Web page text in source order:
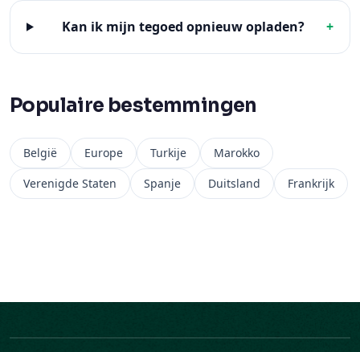
Kan ik mijn tegoed opnieuw opladen? +
Populaire bestemmingen
België Europe Turkije
Marokko
Verenigde Staten
Spanje Duitsland Frankrijk